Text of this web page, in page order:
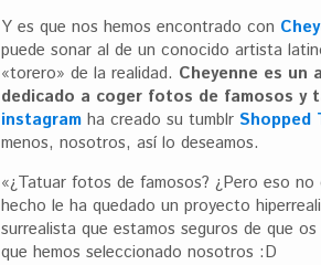
Y es que nos hemos encontrado con
puede sonar al de un conocido artista
«torero» de la realidad. Cheyenne es
dedicado a coger fotos de famosos y
instagram ha creado su tumblr Shopped
menos, nosotros, así lo deseamos.
«¿Tatuar fotos de famosos? ¿Pero eso
hecho le ha quedado un proyecto
surrealista que estamos seguros de que
que hemos seleccionado nosotros :D